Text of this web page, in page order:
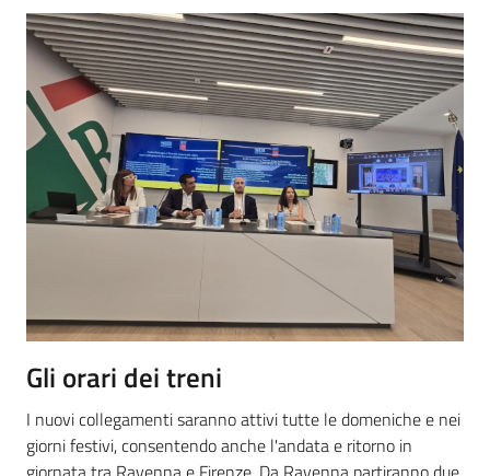
Gli orari dei treni
I nuovi collegamenti saranno attivi tutte le domeniche e nei
giorni festivi, consentendo anche l'andata e ritorno in